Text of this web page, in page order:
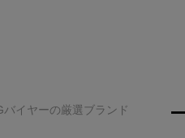
バイヤーの厳選ブランド